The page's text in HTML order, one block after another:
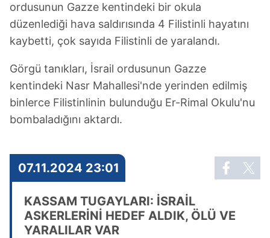
ordusunun Gazze kentindeki bir okula
düzenlediği hava saldırısında 4 Filistinli hayatını
kaybetti, çok sayıda Filistinli de yaralandı.
Görgü tanıkları, İsrail ordusunun Gazze
kentindeki Nasr Mahallesi'nde yerinden edilmiş
binlerce Filistinlinin bulunduğu Er-Rimal Okulu'nu
bombaladığını aktardı.
07.11.2024 23:01
KASSAM TUGAYLARI: İSRAİL
ASKERLERİNİ HEDEF ALDIK, ÖLÜ VE
YARALILAR VAR